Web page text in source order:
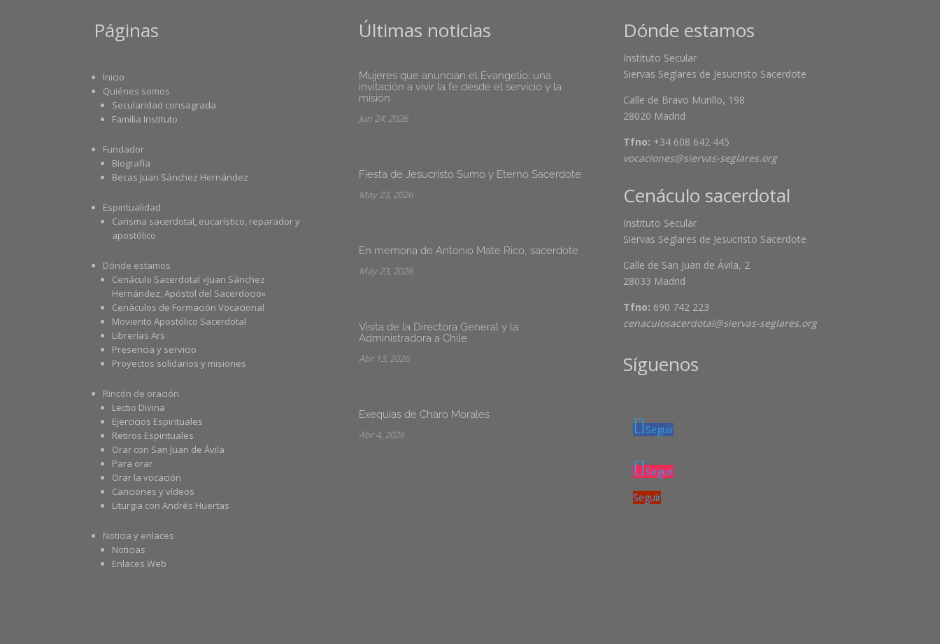
Páginas
Inicio
Quiénes somos
Secularidad consagrada
Familia Instituto
Fundador
Biografía
Becas Juan Sánchez Hernández
Espiritualidad
Carisma sacerdotal, eucarístico, reparador y
apostólico
Dónde estamos
Cenáculo Sacerdotal «Juan Sánchez
Hernández, Apóstol del Sacerdocio»
Cenáculos de Formación Vocacional
Moviento Apostólico Sacerdotal
Librerías Ars
Presencia y servicio
Proyectos solidarios y misiones
Rincón de oración
Lectio Divina
Ejercicios Espirituales
Retiros Espirituales
Orar con San Juan de Ávila
Para orar
Orar la vocación
Canciones y vídeos
Liturgia con Andrés Huertas
Noticia y enlaces
Noticias
Enlaces Web
Últimas noticias
Mujeres que anuncian el Evangelio: una
invitación a vivir la fe desde el servicio y la
misión
Jun 24, 2026
Fiesta de Jesucristo Sumo y Eterno Sacerdote
May 23, 2026
En memoria de Antonio Mate Rico, sacerdote
May 23, 2026
Visita de la Directora General y la
Administradora a Chile
Abr 13, 2026
Exequias de Charo Morales
Abr 4, 2026
Dónde estamos
Instituto Secular
Siervas Seglares de Jesucristo Sacerdote
Calle de Bravo Murillo, 198
28020 Madrid
Tfno: +34 608 642 445
vocaciones@siervas-seglares.org
Cenáculo sacerdotal
Instituto Secular
Siervas Seglares de Jesucristo Sacerdote
Calle de San Juan de Ávila, 2
28033 Madrid
Tfno: 690 742 223
cenaculosacerdotal@siervas-seglares.org
Síguenos
Seguir
Seguir
Seguir